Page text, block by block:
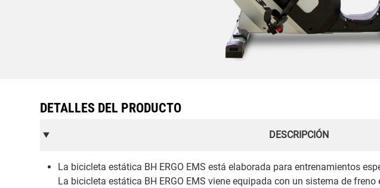
DETALLES DEL PRODUCTO
DESCRIPCIÓN
La bicicleta estática BH ERGO EMS está elaborada para entrenamientos
La bicicleta estática BH ERGO EMS viene equipada con un sistema de